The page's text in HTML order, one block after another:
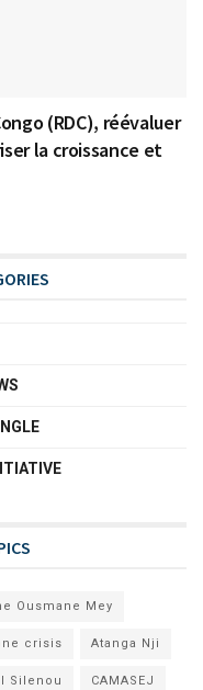
(RDC), réévaluer
la croissance et
Ousmane Mey
crisis Atanga Nji
Silenou CAMASEJ